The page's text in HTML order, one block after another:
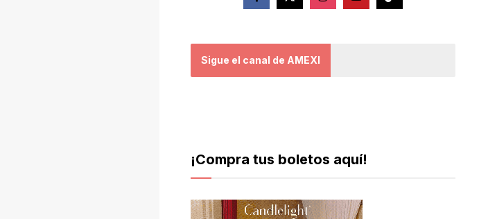
Sigue el canal de AMEXI
¡Compra tus boletos aquí!